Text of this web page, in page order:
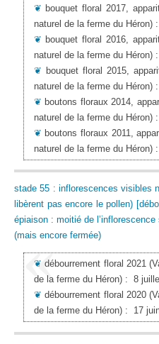
❦bouquet floral 2017,
naturel de la ferme du Héron):
❦bouquet floral 2016,
naturel de la ferme du Héron):
❦ bouquet floral 2015,
naturel de la ferme du Héron):
❦boutons floraux 2014,
naturel de la ferme du Héron):
❦boutons floraux 2011,
naturel de la ferme du Héron):
stade 55 : inflorescences visibles
libèrent pas encore le pollen)
épiaison : moitié de
(mais encore fermée)
❦débourrement floral 2021
de la ferme du Héron): 8
❦débourrement floral 2020
de la ferme du Héron): 17